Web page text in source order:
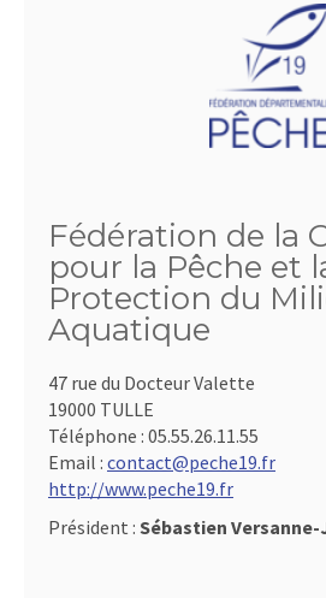
Fédération de la
pour la Pêche et
Protection du
Aquatique
47 rue du Docteur Valette
19000 TULLE
Téléphone : 05.55.26.11.55
Email : contact@peche19.fr
http://www.peche19.fr
Président : Sébastien